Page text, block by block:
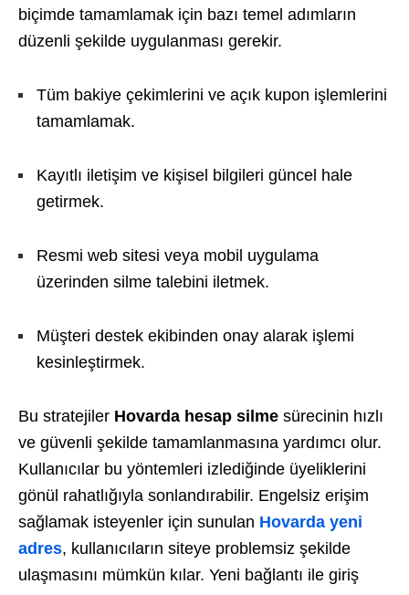
biçimde tamamlamak için bazı temel adımların
düzenli şekilde uygulanması gerekir.
Tüm bakiye çekimlerini ve açık kupon işlemlerini
tamamlamak.
Kayıtlı iletişim ve kişisel bilgileri güncel hale
getirmek.
Resmi web sitesi veya mobil uygulama
üzerinden silme talebini iletmek.
Müşteri destek ekibinden onay alarak işlemi
kesinleştirmek.
Bu stratejiler Hovarda hesap silme sürecinin hızlı
ve güvenli şekilde tamamlanmasına yardımcı olur.
Kullanıcılar bu yöntemleri izlediğinde üyeliklerini
gönül rahatlığıyla sonlandırabilir. Engelsiz erişim
sağlamak isteyenler için sunulan Hovarda yeni
adres, kullanıcıların siteye problemsiz şekilde
ulaşmasını mümkün kılar. Yeni bağlantı ile giriş